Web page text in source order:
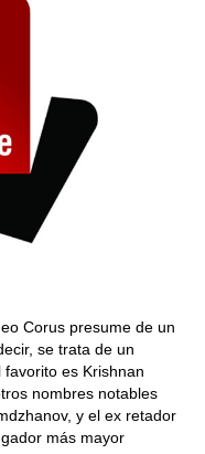
Corus presume de un
se trata de un
es Krishnan
nombres notables
y el ex retador
más mayor